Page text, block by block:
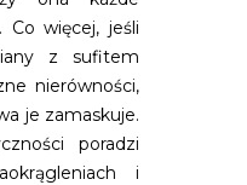
Co więcej, jeśli
z sufitem
nierówności,
je zamaskuje.
poradzi
i